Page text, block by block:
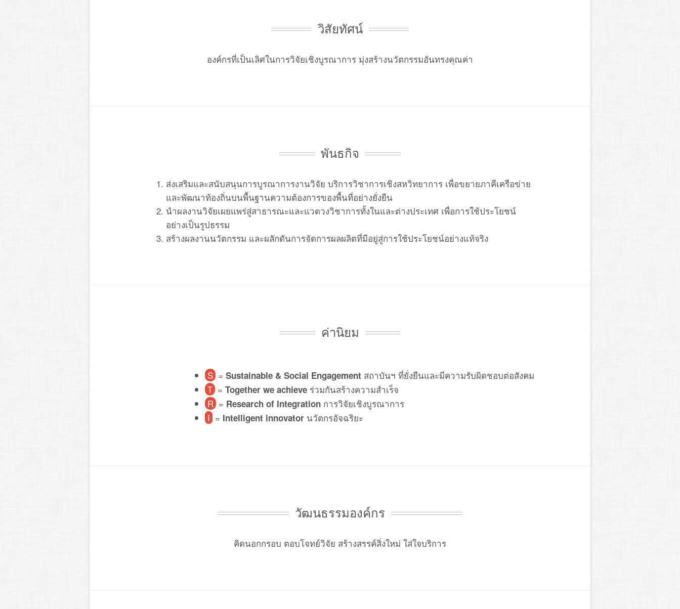
วิสัยทัศน์
องค์กรที่เป็นเลิศในการวิจัยเชิงบูรณาการ มุ่งสร้างนวัตกรรมอันทรงคุณค่า
พันธกิจ
ส่งเสริมและสนับสนุนการบูรณาการงานวิจัย บริการวิชาการเชิงสหวิทยาการ เพื่อขยายภาคีเครือข่าย
และพัฒนาท้องถิ่นบนพื้นฐานความต้องการของพื้นที่อย่างยั่งยืน
นำผลงานวิจัยเผยแพร่สู่สาธารณะและแวดวงวิชาการทั้งในและต่างประเทศ เพื่อการใช้ประโยชน์
อย่างเป็นรูปธรรม
สร้างผลงานนวัตกรรม และผลักดันการจัดการผลผลิตที่มีอยู่สู่การใช้ประโยชน์อย่างแท้จริง
ค่านิยม
S = Sustainable & Social Engagement สถาบันฯ ที่ยั่งยืนและมีความรับผิดชอบต่อสังคม
T = Together we achieveร่วมกันสร้างความสำเร็จ
R = Research of Integrationการวิจัยเชิงบูรณาการ
I = Intelligent innovatorนวัตกรอัจฉริยะ
วัฒนธรรมองค์กร
คิดนอกกรอบ ตอบโจทย์วิจัย สร้างสรรค์สิ่งใหม่ ใส่ใจบริการ